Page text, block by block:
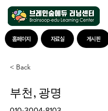
자료실 게시판
홈페이지
< Back
부천, 광명